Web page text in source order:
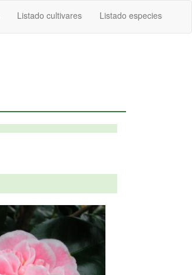
Listado especies
Listado cultivares